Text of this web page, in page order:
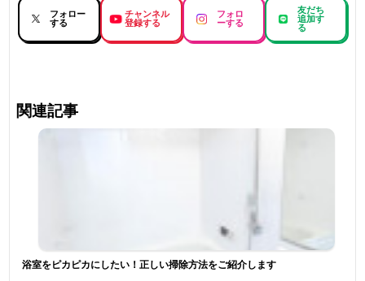
フォロー
する
チャンネル
登録する
フォロ
ーする
友だち
追加す
る
関連記事
浴室をピカピカにしたい！正しい掃除方法をご紹介します